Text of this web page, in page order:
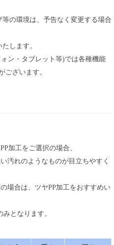
の環境は、予告なく変更する場合
します。
ン・タブレット等)では各種機能
ございます。
加工をご選択の場合、
汚れのようなものが目立ちやすく
場合は、ツヤPP加工をおすすめい
となります。